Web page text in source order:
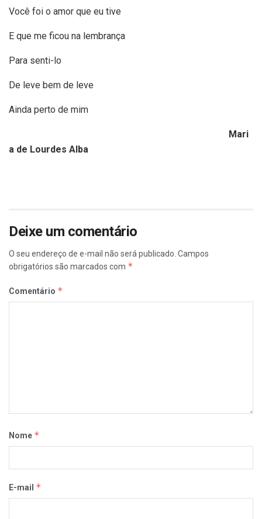
Você foi o amor que eu tive
E que me ficou na lembrança
Para senti-lo
De leve bem de leve
Ainda perto de mim
Mari
a de Lourdes Alba
Deixe um comentário
O seu endereço de e-mail não será publicado. Campos
obrigatórios são marcados com *
Comentário *
Nome *
E-mail *